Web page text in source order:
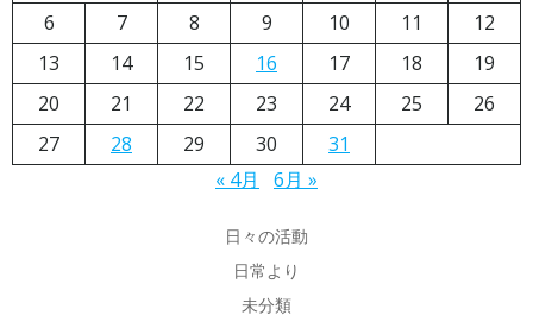
6
7 8 9 10 11
12
13
14 15 16 17 18
19
20
21 22 23 24 25
26
27
28 29 30
31
« 4月
6月 »
日々の活動
日常より
未分類